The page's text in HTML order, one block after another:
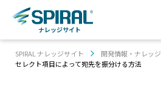
ナレッジサイト
SPIRAL ナレッジサイト
開発情報・ナレッジ
セレクト項目によって宛先を振分ける方法